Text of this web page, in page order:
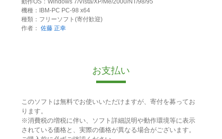
動作OS：Windows 7/Vista/XP/Me/2000/NT/98/95
機種：IBM-PC PC-98 x64
種類：フリーソフト(寄付歓迎)
作者： 佐藤 正幸
お支払い
このソフトは無料でお使いいただけますが、寄付を募ってお
ります。
※消費税の増税に伴い、ソフト詳細説明や動作環境等に表示
されている価格と、実際の価格が異なる場合がございます。